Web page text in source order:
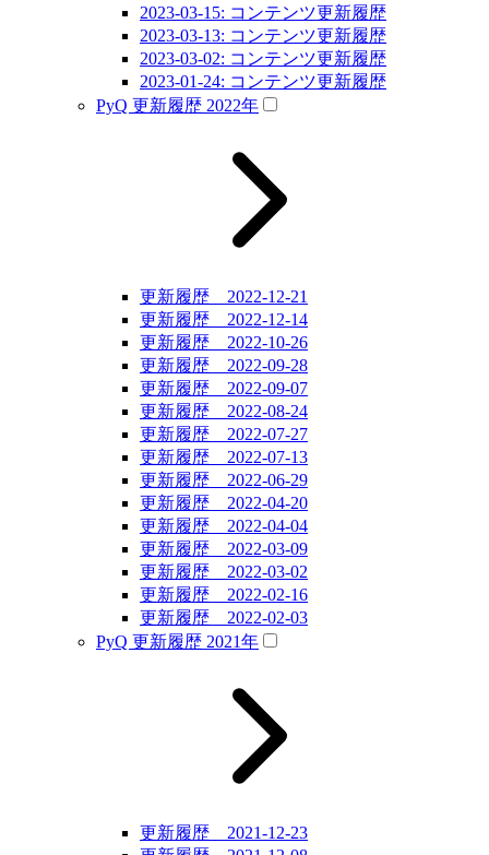
2023-03-15: コンテンツ更新履歴
2023-03-13: コンテンツ更新履歴
2023-03-02: コンテンツ更新履歴
2023-01-24: コンテンツ更新履歴
PyQ 更新履歴 2022年
更新履歴 2022-12-21
更新履歴 2022-12-14
更新履歴 2022-10-26
更新履歴 2022-09-28
更新履歴 2022-09-07
更新履歴 2022-08-24
更新履歴 2022-07-27
更新履歴 2022-07-13
更新履歴 2022-06-29
更新履歴 2022-04-20
更新履歴 2022-04-04
更新履歴 2022-03-09
更新履歴 2022-03-02
更新履歴 2022-02-16
更新履歴 2022-02-03
PyQ 更新履歴 2021年
更新履歴 2021-12-23